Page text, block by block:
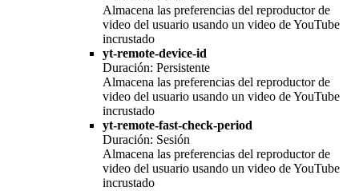
Almacena las preferencias del reproductor de
video del usuario usando un video de YouTube
incrustado
yt-remote-device-id
Duración: Persistente
Almacena las preferencias del reproductor de
video del usuario usando un video de YouTube
incrustado
yt-remote-fast-check-period
Duración: Sesión
Almacena las preferencias del reproductor de
video del usuario usando un video de YouTube
incrustado